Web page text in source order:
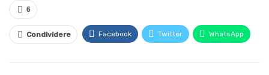
6
Condividere Facebook Twitter WhatsApp